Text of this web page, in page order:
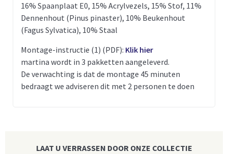
16% Spaanplaat E0, 15% Acrylvezels, 15% Stof, 11%
Dennenhout (Pinus pinaster), 10% Beukenhout
(Fagus Sylvatica), 10% Staal
Montage-instructie (1) (PDF): Klik hier
martina wordt in 3 pakketten aangeleverd.
De verwachting is dat de montage 45 minuten
bedraagt we adviseren dit met 2 personen te doen
LAAT U VERRASSEN DOOR ONZE COLLECTIE